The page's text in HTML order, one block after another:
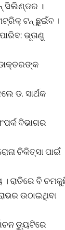
ସିଲିଣ୍ଡର ।
ଟନ୍‌ ଛୁଇଁବ ।
ଭୂତାଣୁ
ଡ. ସାର୍ଥକ
ବିଭାଗର
ଚିକିତ୍ସା ପାଇଁ
ରାତିରେ ବି
ଉଠାଇଥିବା
ଡ୍ୟୁଟିରେ